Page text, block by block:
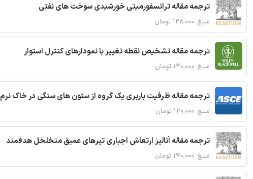
ترجمه مقاله ترانسفورمیتی خورشیدی سوخت های نفتی
مبلغ: ۱۲۸,۰۰۰ تومان
ترجمه مقاله تشخیص نقطه تغییر با نمودارهای کنترل استوار
مبلغ: ۱۴۰,۰۰۰ تومان
ترجمه مقاله ظرفیت باربری یک گروه از ستون های سنگی در خاک نرم
مبلغ: ۱۲۰,۰۰۰ تومان
ترجمه مقاله آنالیز ارتعاش اجباری تیرهای عمیق متخلخل هدفمند
مبلغ: ۱۴۰,۰۰۰ تومان